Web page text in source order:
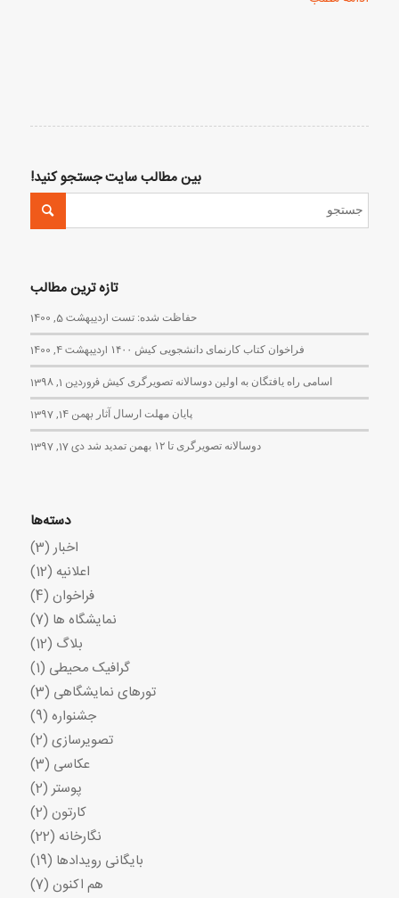
بین مطالب سایت جستجو کنید!
تازه ترین مطالب
حفاظت شده: تست اردیبهشت 5, 1400
فراخوان کتاب کارنمای دانشجویی کیش ۱۴۰۰ اردیبهشت 4, 1400
اسامی راه یافتگان به اولین دوسالانه تصویرگری کیش فروردین 1, 1398
پایان مهلت ارسال آثار بهمن 14, 1397
دوسالانه تصویرگری تا ۱۲ بهمن تمدید شد دی 17, 1397
دسته‌ها
اخبار(3)
اعلانیه (12)
فراخوان (4)
نمایشگاه ها (7)
بلاگ (12)
گرافیک محیطی (1)
تورهای نمایشگاهی (3)
جشنواره (9)
تصویرسازی (2)
عکاسی (3)
پوستر(2)
کارتون (2)
نگارخانه (22)
بایگانی رویدادها (19)
هم اکنون (7)